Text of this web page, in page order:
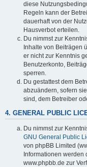
diese
Regeln kann der
dauerhaft von der
Hausverbot erteilen.
Du nimmst zur
Inhalte von Beiträgen
er nicht zur Kenntnis
Benutzerkonto,
sperren.
Du gestattest dem
abzuändern, sofern
sind, dem Betreiber
4. GENERAL PUBLIC
Du nimmst zur
GNU General Public
von phpBB Limited
Informationen werden
www.phpbb.de zur